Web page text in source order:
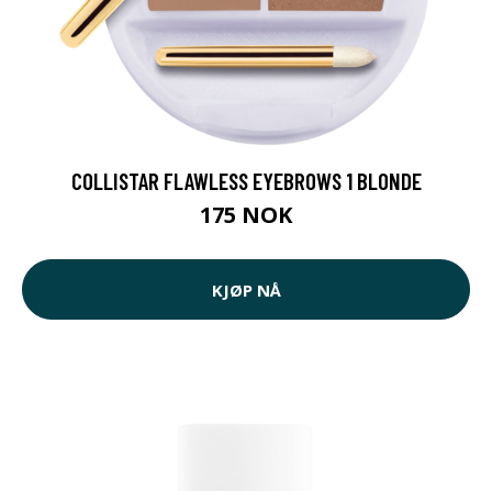
COLLISTAR FLAWLESS EYEBROWS 1 BLONDE
175 NOK
KJØP NÅ